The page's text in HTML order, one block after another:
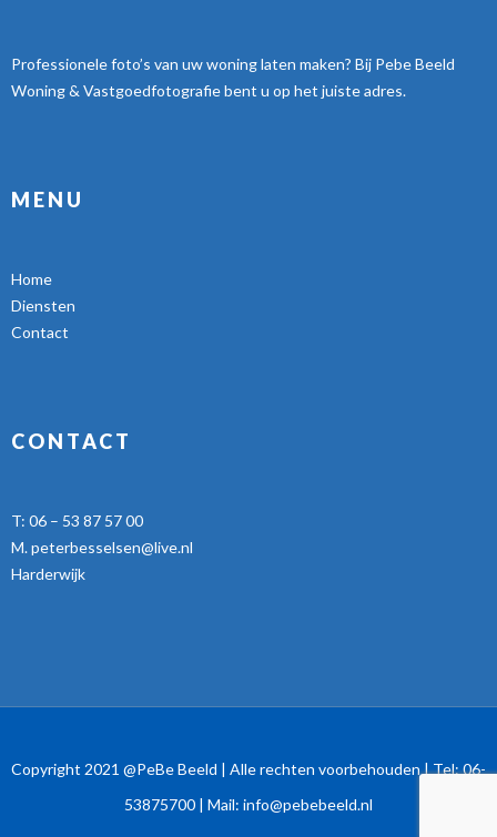
Professionele foto’s van uw woning laten maken? Bij Pebe Beeld
Woning & Vastgoedfotografie bent u op het juiste adres.
MENU
Home
Diensten
Contact
CONTACT
T: 06 – 53 87 57 00
M.peterbesselsen@live.nl
Harderwijk
Copyright 2021 @PeBe Beeld | Alle rechten voorbehouden | Tel:06-
53875700 | Mail: info@pebebeeld.nl